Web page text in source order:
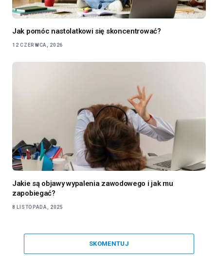
Jak pomóc nastolatkowi się skoncentrować?
12 CZERWCA, 2026
Jakie są objawy wypalenia zawodowego i jak mu
zapobiegać?
8 LISTOPADA, 2025
SKOMENTUJ